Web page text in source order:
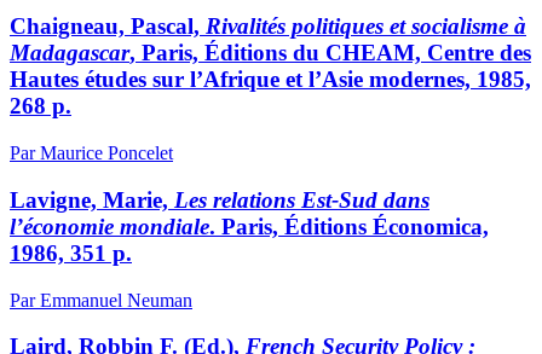
Chaigneau, Pascal, Rivalités politiques et socialisme à
Madagascar, Paris, Éditions du CHEAM, Centre des
Hautes études sur l’Afrique et l’Asie modernes, 1985,
268 p.
Par Maurice Poncelet
Lavigne, Marie, Les relations Est-Sud dans
l’économie mondiale. Paris, Éditions Économica,
1986, 351 p.
Par Emmanuel Neuman
Laird, Robbin F. (Ed.), French Security Policy :